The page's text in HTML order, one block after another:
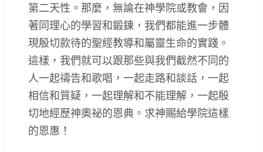
第二天性。那麼，無論在神學院或教會，因
著同理心的學習和鍛鍊，我們都能進一步體
現殷切款待的聖經教導和屬靈生命的實踐。
這樣，我們就可以跟那些與我們截然不同的
人一起禱告和歌唱，一起走路和談話，一起
相信和質疑，一起理解和不能理解，一起殷
切地經歷神奧祕的恩典。求神賜給學院這樣
的恩惠！